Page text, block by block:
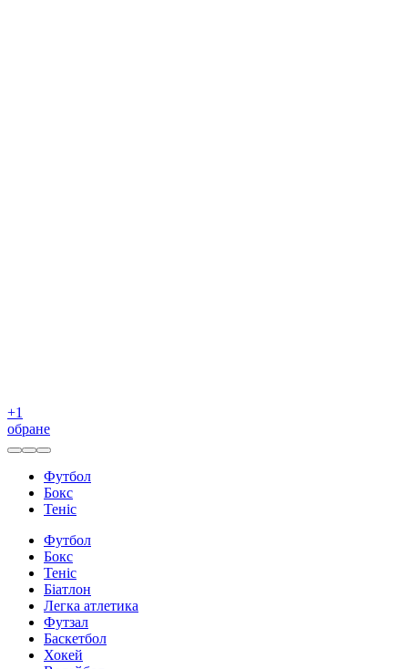
+1
обране
Футбол
Бокс
Теніс
Футбол
Бокс
Теніс
Біатлон
Легка атлетика
Футзал
Баскетбол
Хокей